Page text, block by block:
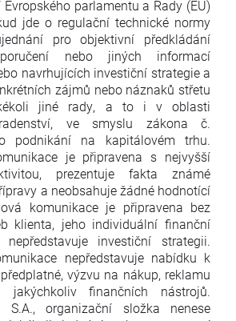
parlamentu a Rady (EU)
jde o regulační technické normy
pro objektivní předkládání
nebo jiných informací
navrhujících investiční strategie a
zájmů nebo náznaků střetu
jiné rady, a to i v oblasti
ve smyslu zákona č.
podnikání na kapitálovém trhu.
je připravena s nejvyšší
prezentuje fakta známé
a neobsahuje žádné hodnotící
komunikace je připravena bez
klienta, jeho individuální finanční
investiční strategii.
nepředstavuje nabídku k
výzvu na nákup, reklamu
jakýchkoliv finančních nástrojů.
S.A., organizační složka nenese